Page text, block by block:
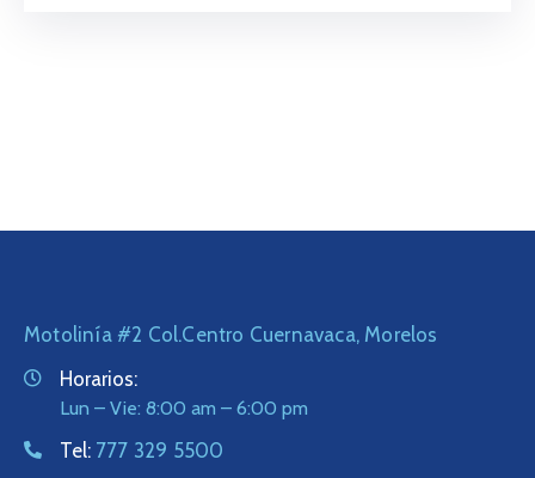
Motolinía #2 Col.Centro Cuernavaca, Morelos
Horarios:
Lun – Vie: 8:00 am – 6:00 pm
Tel: 777 329 5500